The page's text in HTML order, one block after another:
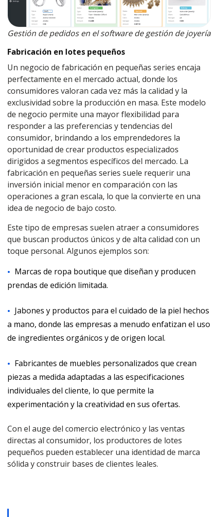
Gestión de pedidos en el software de gestión de joyería
Fabricación en lotes pequeños
Un negocio de fabricación en pequeñas series encaja
perfectamente en el mercado actual, donde los
consumidores valoran cada vez más la calidad y la
exclusividad sobre la producción en masa. Este modelo
de negocio permite una mayor flexibilidad para
responder a las preferencias y tendencias del
consumidor, brindando a los emprendedores la
oportunidad de crear productos especializados
dirigidos a segmentos específicos del mercado. La
fabricación en pequeñas series suele requerir una
inversión inicial menor en comparación con las
operaciones a gran escala, lo que la convierte en una
idea de negocio de bajo costo.
Este tipo de empresas suelen atraer a consumidores
que buscan productos únicos y de alta calidad con un
toque personal. Algunos ejemplos son:
Marcas de ropa boutique que diseñan y producen
prendas de edición limitada.
Jabones y productos para el cuidado de la piel hechos
a mano, donde las empresas a menudo enfatizan el uso
de ingredientes orgánicos y de origen local.
Fabricantes de muebles personalizados que crean
piezas a medida adaptadas a las especificaciones
individuales del cliente, lo que permite la
experimentación y la creatividad en sus ofertas.
Con el auge del comercio electrónico y las ventas
directas al consumidor, los productores de lotes
pequeños pueden establecer una identidad de marca
sólida y construir bases de clientes leales.